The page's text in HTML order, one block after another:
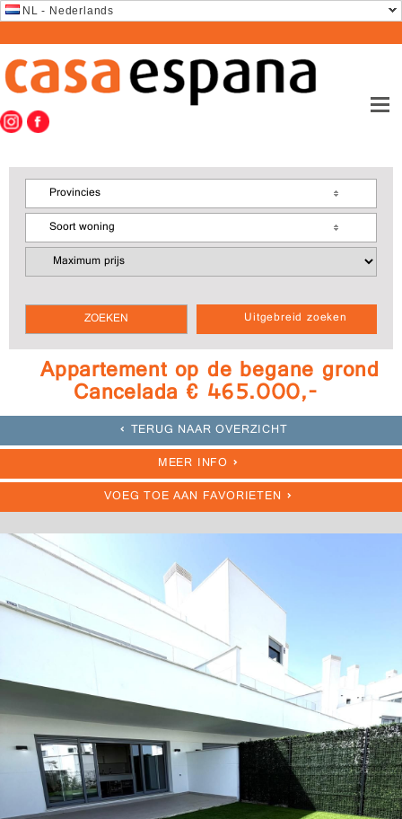
NL - Nederlands
Uitgebreid zoeken
Provincies
Soort woning
Appartement op de begane grond
Cancelada € 465.000,-
TERUG NAAR OVERZICHT
MEER INFO
VOEG TOE AAN FAVORIETEN